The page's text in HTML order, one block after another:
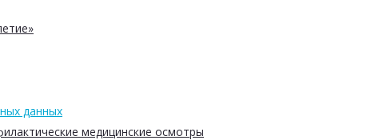
медицинские осмотры
данных